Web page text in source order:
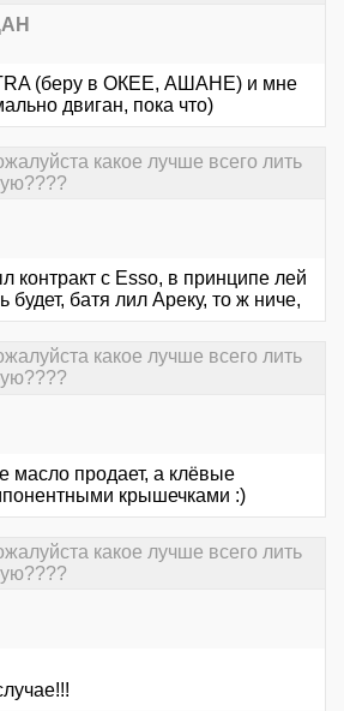
(беру в ОКЕЕ, АШАНЕ) и мне
двиган, пока что)
какое лучше всего лить
с Esso, в принципе лей
будет, батя лил Ареку, то ж ниче,
какое лучше всего лить
масло продает, а клёвые
крышечками :)
какое лучше всего лить